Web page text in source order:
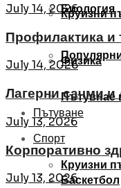
Биология
Физика
Пътуване
Круизни
Круизни
Пътувнае
Спорт
Баскетбол
July 14, 2026
Профилактика и
July 14, 2026
Лагерни сачми и
July 13, 2026
Корпоративно
July 13, 2026